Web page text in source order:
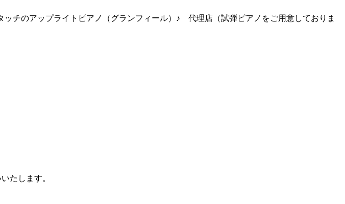
チのアップライトピアノ（グランフィール）♪ 代理店（試弾ピアノをご用意しておりま
たします。